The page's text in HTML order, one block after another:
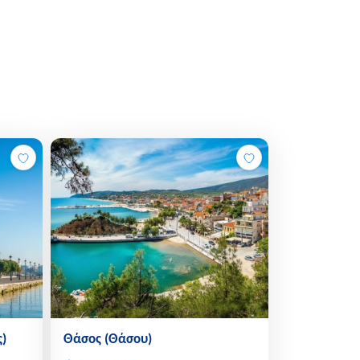
της Ζαγοράς ολοκληρώνει την εμπειρία
ταβέρνες να σερβίρουν αυθεντικές
στα αγνά προϊόντα της γης. Το
πίτες με χειροποίητο
τοπικά κρέατα αποτελούν τη βάση της
του κουταλιού από τα φημισμένα
σε κάθε γεύμα. Οι κάτοικοι του
ζεστή τους φιλοξενία, προσφέροντας
που συνδυάζει τον σεβασμό στην
Θάσος (Θάσου)